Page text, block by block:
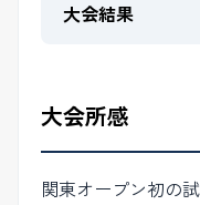
大会結果
大会所感
関東オープン初の